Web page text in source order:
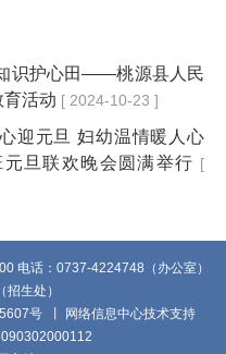
识护心田——桃源县人民
活动 [ 2024-10-23 ]
迎元旦 妇幼温情暖人心
旦联欢晚会圆满举行 [
电话：0737-4224748（办公室）
生处）
号 丨 网络信息中心技术支持